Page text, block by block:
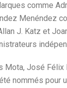
comme
Menéndez
J. Katz et
Mota, José
nommés pour